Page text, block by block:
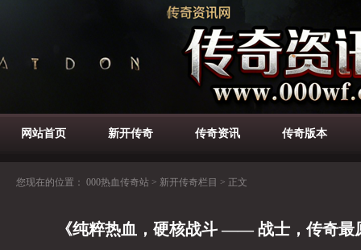
网站首页 新开传奇 传奇资讯 传奇版本
您现在的位置： 000热血传奇站 > 新开传奇栏目 > 正文
《纯粹热血，硬核战斗 —— 战士，传奇最